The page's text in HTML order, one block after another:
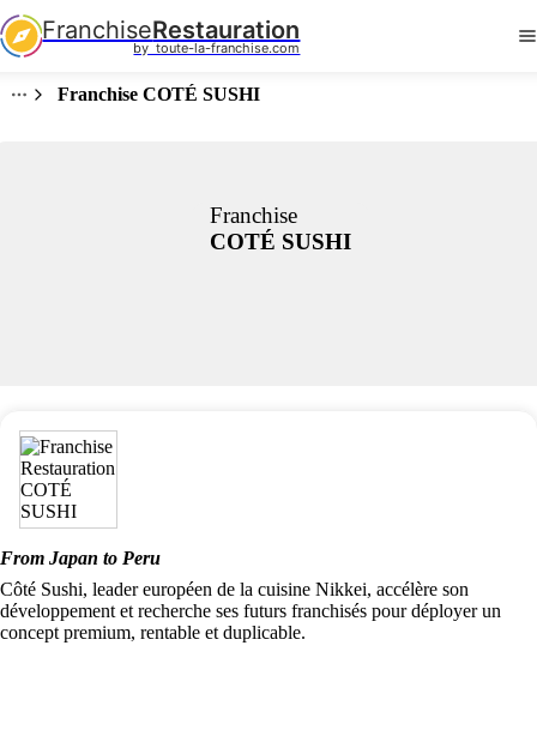
FranchiseRestauration
by  toute-la-franchise.com
Franchise COTÉ SUSHI
Franchise
COTÉ SUSHI
From Japan to Peru
Côté Sushi, leader européen de la cuisine Nikkei, accélère son
développement et recherche ses futurs franchisés pour déployer un
concept premium, rentable et duplicable.